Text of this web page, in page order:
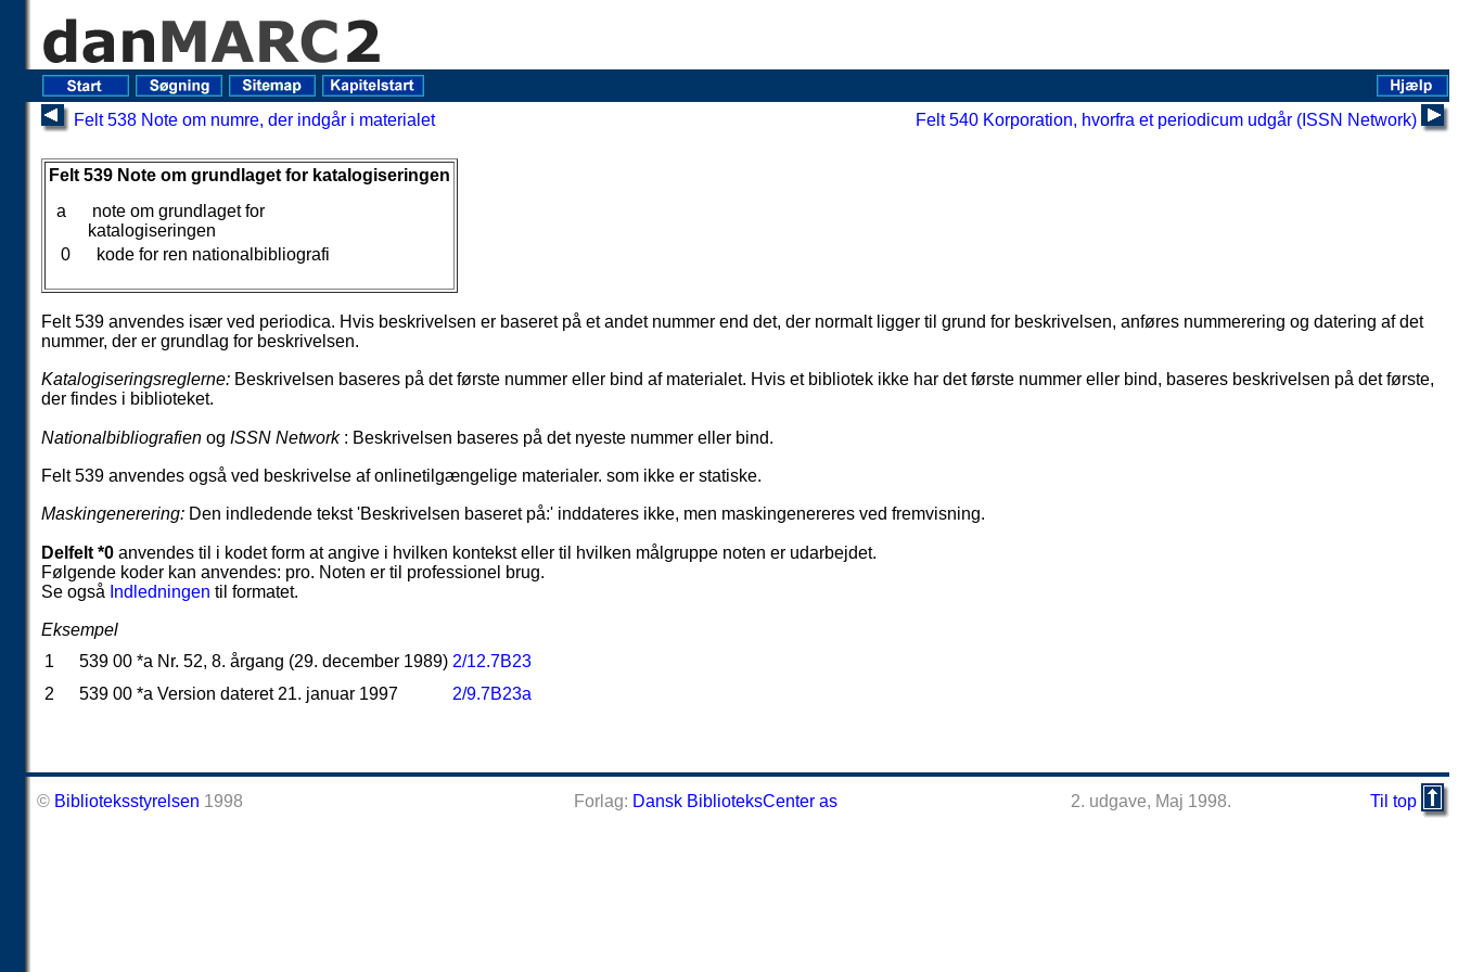
Felt 538 Note om numre, der indgår i materialet
Felt 540 Korporation, hvorfra et periodicum udgår (ISSN Network)
Felt 539 Note om grundlaget for katalogiseringen
a
note om grundlaget for
katalogiseringen
0
kode for ren nationalbibliografi
Felt 539 anvendes især ved periodica. Hvis beskrivelsen er baseret på et andet nummer end det, der normalt ligger til grund for beskrivelsen, anføres nummerering og datering af det
nummer, der er grundlag for beskrivelsen.
Katalogiseringsreglerne: Beskrivelsen baseres på det første nummer eller bind af materialet. Hvis et bibliotek ikke har det første nummer eller bind, baseres beskrivelsen på det første,
der findes i biblioteket.
Nationalbibliografien og ISSN Network: Beskrivelsen baseres på det nyeste nummer eller bind.
Felt 539 anvendes også ved beskrivelse af onlinetilgængelige materialer. som ikke er statiske.
Maskingenerering: Den indledende tekst 'Beskrivelsen baseret på:' inddateres ikke, men maskingenereres ved fremvisning.
Delfelt *0 anvendes til i kodet form at angive i hvilken kontekst eller til hvilken målgruppe noten er udarbejdet.
Følgende koder kan anvendes: pro. Noten er til professionel brug.
Se også Indledningen til formatet.
Eksempel
1
539 00 *a Nr. 52, 8. årgang (29. december 1989) 2/12.7B23
2
539 00 *a Version dateret 21. januar 1997 2/9.7B23a
© Biblioteksstyrelsen 1998 Forlag: Dansk BiblioteksCenter as 2. udgave, Maj 1998. Til top